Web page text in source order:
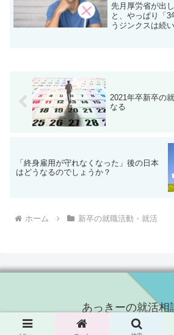
先月厚労省が出
と、やっぱり「
うジンクスは続
した。大企業で
57%と、やはり
2021年卒新卒の
なる
「終身雇用が守れなくなった」後の日本
はどうなるのでしょうか？
ホーム 新卒の就職活動・就活
あっきーの就活相
Copyright © 2015-2026 あっきーの就活相